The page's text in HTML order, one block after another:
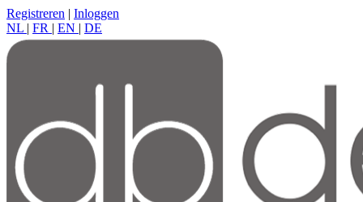
Registreren | Inloggen
NL | FR | EN | DE